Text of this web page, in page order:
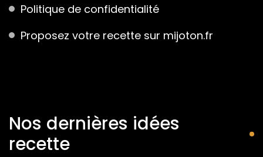
Politique de confidentialité
Proposez votre recette sur mijoton.fr
Nos dernières idées
recette